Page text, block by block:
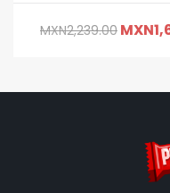
MXN2,239.00 MXN